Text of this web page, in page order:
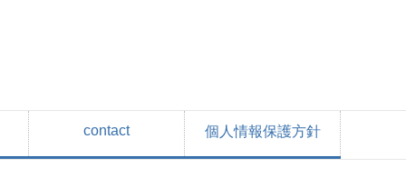
contact 個人情報保護方針